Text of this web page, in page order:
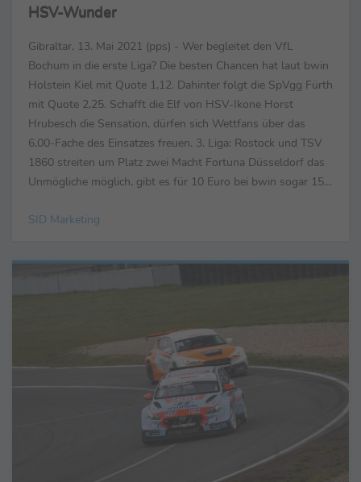
HSV-Wunder
Gibraltar, 13. Mai 2021 (pps) - Wer begleitet den VfL
Bochum in die erste Liga? Die besten Chancen hat laut bwin
Holstein Kiel mit Quote 1,12. Dahinter folgt die SpVgg Fürth
mit Quote 2,25. Schafft die Elf von HSV-Ikone Horst
Hrubesch die Sensation, dürfen sich Wettfans über das
6,00-Fache des Einsatzes freuen. 3. Liga: Rostock und TSV
1860 streiten um Platz zwei Macht Fortuna Düsseldorf das
Unmögliche möglich, gibt es für 10 Euro bei bwin sogar 151
SID Marketing